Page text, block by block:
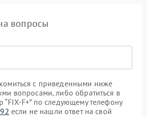
вопросы
с приведенными ниже
вопросами, либо обратиться в
“FIX-F+” по следующему телефону
если не нашли ответ на свой